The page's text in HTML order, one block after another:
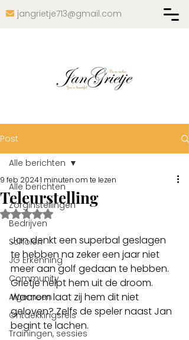
 jangrietje713@gmail.com
Post
Alle berichten
Zorginstellingen
Bedrijven
Scholen
JG Erkenning
Community
Algemeen
Ontdekkingsreis
Trainingen, sessies
Alle berichten
Teleurstelling
9 feb 20241 minuten om te lezen
Beoordeeld met NaN uit 5 sterren.
Jan denkt een superbal geslagen
te hebben na zeker een jaar niet
meer aan golf gedaan te hebben.
Grietje helpt hem uit de droom.
Waarom laat zij hem dit niet
geloven? Zelfs de speler naast Jan
begint te lachen.